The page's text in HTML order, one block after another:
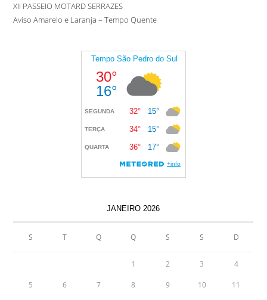
XII PASSEIO MOTARD SERRAZES
Aviso Amarelo e Laranja – Tempo Quente
JANEIRO 2026
S T Q Q S S D
1 2 3 4
5 6 7 8 9 10 11